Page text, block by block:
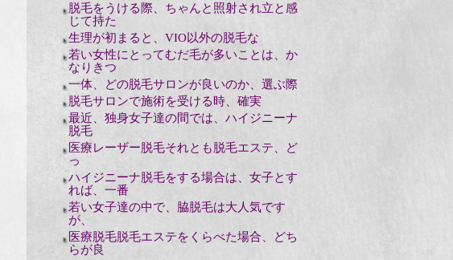
脱毛をうける際、ちゃんと照射され立と感
じて持た
生理が初まると、VIO以外の脱毛な
若い女性にとってむだ毛が多いことは、か
なりきつ
一体、どの脱毛サロンが良いのか、選ぶ際
脱毛サロンで施術を受ける時、確実
最近、独身女子達の間では、ハイジニーナ
脱毛
医療レーザー脱毛それとも脱毛エステ、ど
っ
ハイジニーナ脱毛をする場合は、女子とす
れば、一番
若い女子達の中で、脇脱毛は大人気です
が、
医療脱毛脱毛エステをくらべた場合、どち
らが良